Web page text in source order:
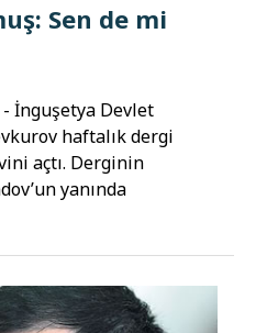
Sen de mi
İnguşetya Devlet
haftalık dergi
açtı. Derginin
yanında